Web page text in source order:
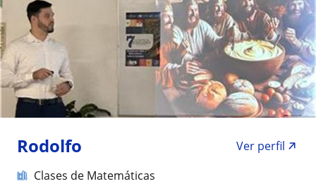
Rodolfo
Ver perfil
Clases de Matemáticas